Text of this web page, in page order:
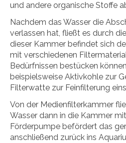
und andere organische Stoffe
Nachdem das Wasser die
verlassen hat, fließt es durch
dieser Kammer befindet sich
mit verschiedenen
Bedürfnissen bestücken
beispielsweise Aktivkohle zur
Filterwatte zur Feinfilterung
Von der Medienfilterkammer
Wasser dann in die Kammer
Förderpumpe befördert das
anschließend zurück ins